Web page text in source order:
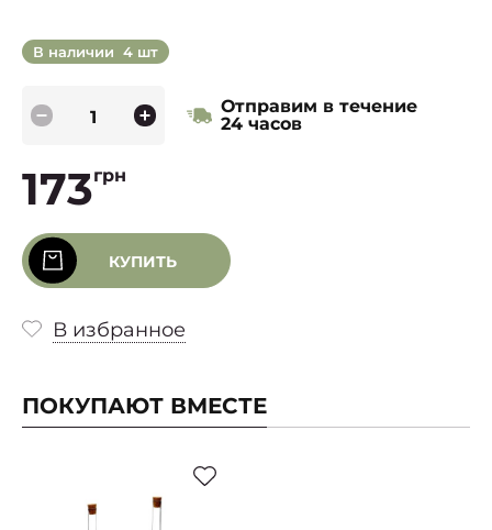
В наличии 4 шт
Отправим в течение
24 часов
173грн
КУПИТЬ
В избранное
ПОКУПАЮТ ВМЕСТЕ